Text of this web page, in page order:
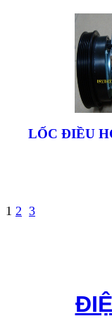
LỐC ĐIỀU
1 2 3